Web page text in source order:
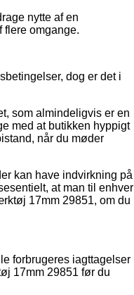
nytte af en
flere omgange.
dog er det i
som almindeligvis er en
med at butikken hyppigt
når du møder
kan have indvirkning på
at man til enhver
17mm 29851, om du
forbrugeres iagttagelser
17mm 29851 før du